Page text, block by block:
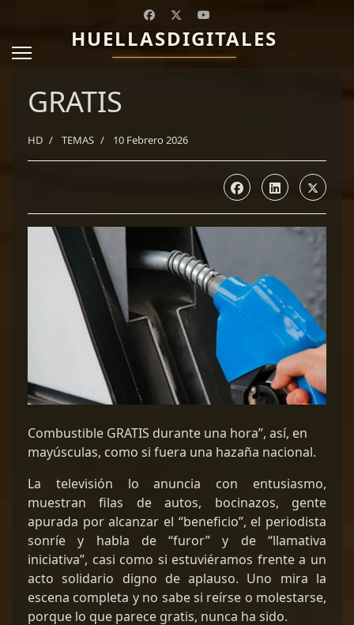
HUELLASDIGITALES
GRATIS
HD TEMAS 10 Febrero 2026
Combustible GRATIS durante una hora”, así, en
mayúsculas, como si fuera una hazaña nacional.
La televisión lo anuncia con entusiasmo,
muestran filas de autos, bocinazos, gente
apurada por alcanzar el “beneficio”, el periodista
sonríe y habla de “furor” y de “llamativa
iniciativa”, casi como si estuviéramos frente a un
acto solidario digno de aplauso. Uno mira la
escena completa y no sabe si reírse o molestarse,
porque lo que parece gratis, nunca ha sido.